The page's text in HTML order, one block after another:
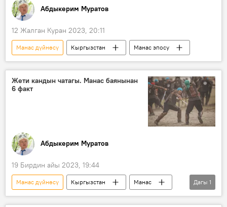
Абдыкерим Муратов
12 Жалган Куран 2023, 20:11
Манас дүйнөсү Кыргызстан Манас эпосу
Жети кандын чатагы. Манас баянынан
6 факт
Абдыкерим Муратов
19 Бирдин айы 2023, 19:44
Манас дүйнөсү Кыргызстан
Манас
Көкөтөйдүн ашы
Дагы 1